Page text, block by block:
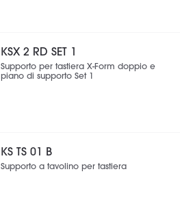
KSX 2 RD SET 1
Supporto per tastiera X-Form doppio e
piano di supporto Set 1
KS TS 01 B
Supporto a tavolino per tastiera